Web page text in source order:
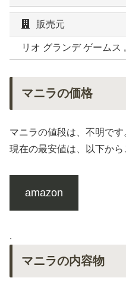
販売元
リオ グランデ ゲームス
マニラの価格
マニラの値段は、不明です
現在の最安値は、以下から
amazon
.
マニラの内容物